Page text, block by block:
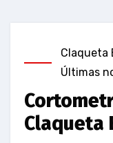
Claqueta
Últimas
Claqueta